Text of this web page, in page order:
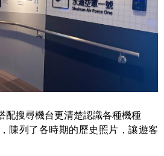
配搜尋機台更清楚認識各種機種
陳列了各時期的歷史照片，讓遊客